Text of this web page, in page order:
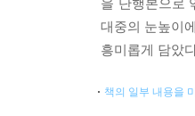
을 단행본으로
대중의 눈높이
흥미롭게 담았
책의 일부 내용을